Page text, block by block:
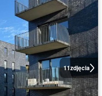
11zdjęcia